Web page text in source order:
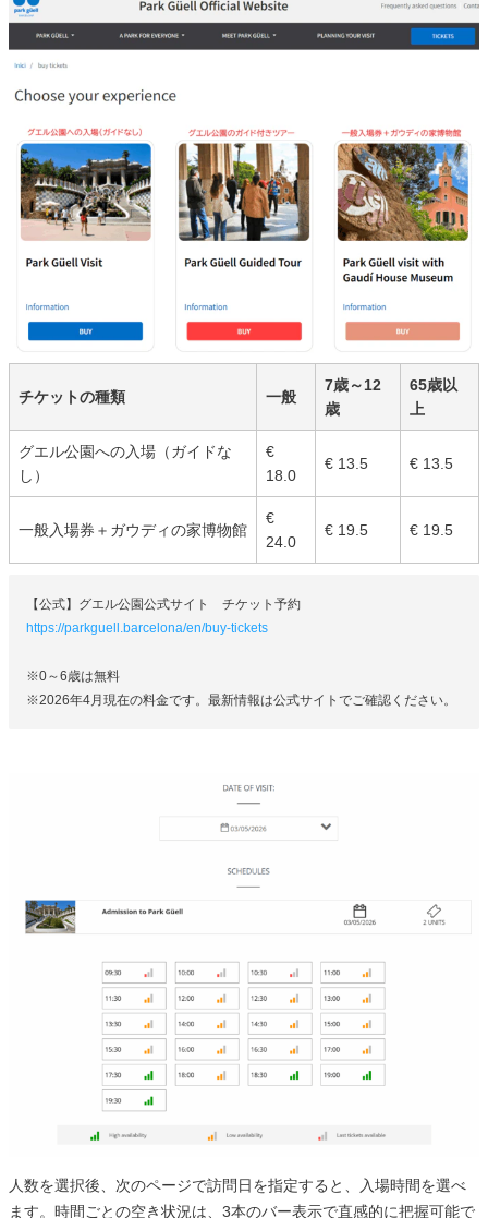
チケットの種類 一般
7歳～12
歳
65歳以
上
グエル公園への入場（ガイドな
し）
€
18.0
€ 13.5 € 13.5
一般入場券＋ガウディの家博物館
€
24.0
€ 19.5 € 19.5
【公式】グエル公園公式サイト チケット予約
https://parkguell.barcelona/en/buy-tickets
※0～6歳は無料
※2026年4月現在の料金です。最新情報は公式サイトでご確認ください。
人数を選択後、次のページで訪問日を指定すると、入場時間を選べ
ます。時間ごとの空き状況は、3本のバー表示で直感的に把握可能で